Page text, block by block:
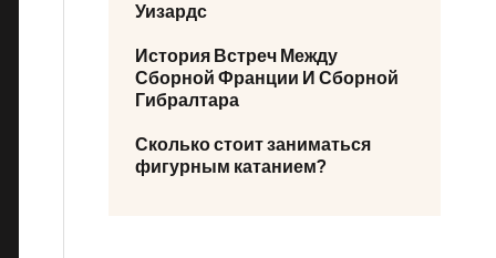
Уизардс
История Встреч Между
Сборной Франции И Сборной
Гибралтара
Сколько стоит заниматься
фигурным катанием?